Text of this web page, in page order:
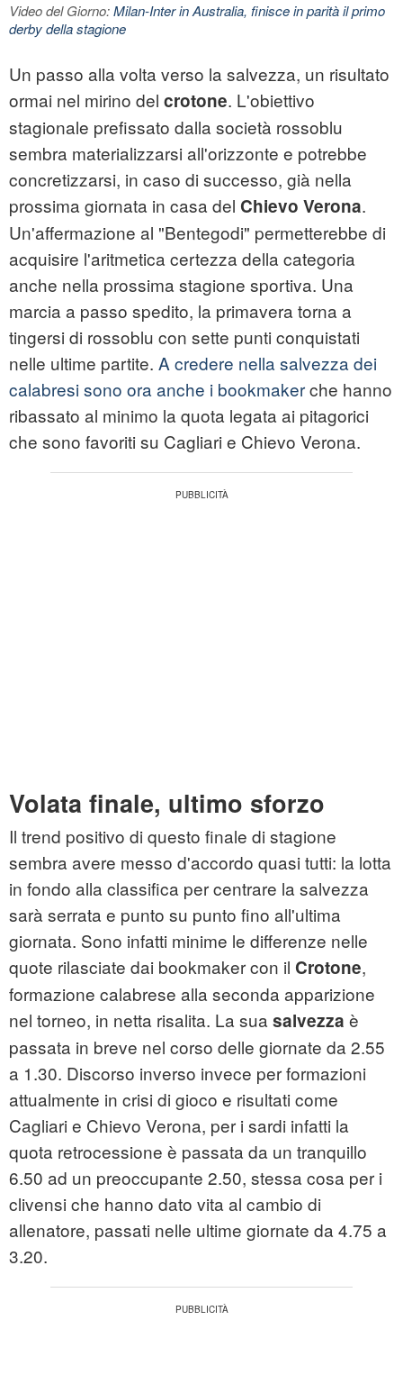
Video del Giorno:Milan-Inter in Australia, finisce in parità il primo
derby della stagione
Un passo alla volta verso la salvezza, un risultato
ormai nel mirino del crotone. L'obiettivo
stagionale prefissato dalla società rossoblu
sembra materializzarsi all'orizzonte e potrebbe
concretizzarsi, in caso di successo, già nella
prossima giornata in casa del Chievo Verona.
Un'affermazione al "Bentegodi" permetterebbe di
acquisire l'aritmetica certezza della categoria
anche nella prossima stagione sportiva. Una
marcia a passo spedito, la primavera torna a
tingersi di rossoblu con sette punti conquistati
nelle ultime partite. A credere nella salvezza dei
calabresi sono ora anche i bookmakerche hanno
ribassato al minimo la quota legata ai pitagorici
che sono favoriti su Cagliari e Chievo Verona.
Volata finale, ultimo sforzo
Il trend positivo di questo finale di stagione
sembra avere messo d'accordo quasi tutti: la lotta
in fondo alla classifica per centrare la salvezza
sarà serrata e punto su punto fino all'ultima
giornata. Sono infatti minime le differenze nelle
quote rilasciate dai bookmaker con il Crotone,
formazione calabrese alla seconda apparizione
nel torneo, in netta risalita. La sua salvezza è
passata in breve nel corso delle giornate da 2.55
a 1.30. Discorso inverso invece per formazioni
attualmente in crisi di gioco e risultati come
Cagliari e Chievo Verona, per i sardi infatti la
quota retrocessione è passata da un tranquillo
6.50 ad un preoccupante 2.50, stessa cosa per i
clivensi che hanno dato vita al cambio di
allenatore, passati nelle ultime giornate da 4.75 a
3.20.